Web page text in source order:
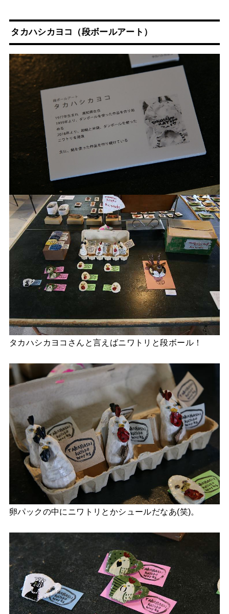
タカハシカヨコ （段ボールアート）
タカハシカヨコさんと言えばニワトリと段ボール！
卵パックの中にニワトリとかシュールだなあ(笑)。